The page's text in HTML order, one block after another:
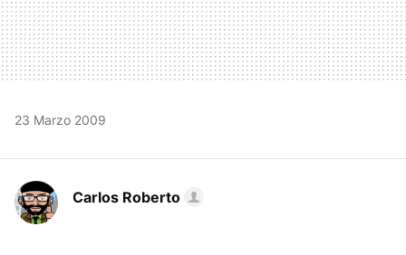
23 Marzo 2009
Carlos Roberto